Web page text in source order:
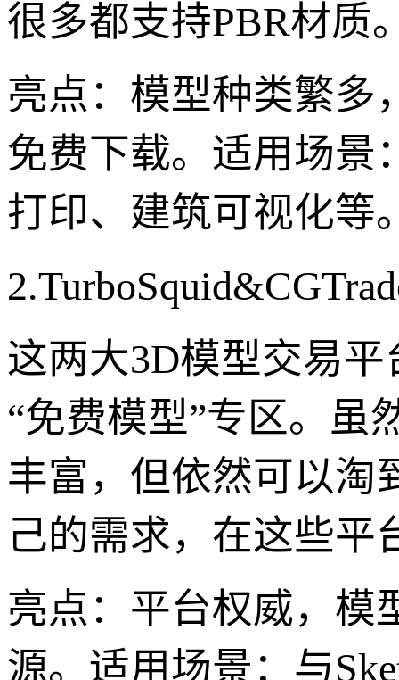
很多都支持PBR材质
亮点：模型种类繁多
免费下载。适用场景
打印、建筑可视化等
这两大3D模型交易
“免费模型”专区。虽
丰富，但依然可以淘
己的需求，在这些平
亮点：平台权威，模
源。适用场景：与